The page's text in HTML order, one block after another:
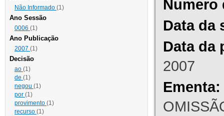
Não Informado (1)
Ano Sessão
0006 (1)
Ano Publicação
2007 (1)
Decisão
ao (1)
de (1)
negou (1)
por (1)
provimento (1)
recurso (1)
Numero
Data da
Data da
2007
Ementa: